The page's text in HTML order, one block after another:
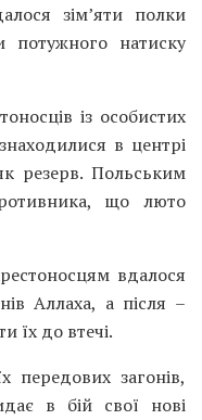
зім’яти полки
потужного натиску
із особистих
в центрі
резерв. Польським
що люто
вдалося
Аллаха, а після –
їх до втечі.
передових загонів,
в бій свої нові